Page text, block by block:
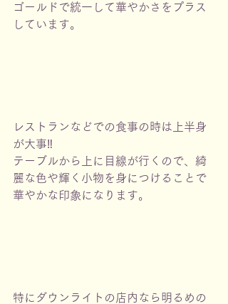
ゴールドで統一して華やかさをプラス
しています。
レストランなどでの食事の時は上半身
が大事‼️
テーブルから上に目線が行くので、綺
麗な色や輝く小物を身につけることで
華やかな印象になります。
特にダウンライトの店内なら明るめの